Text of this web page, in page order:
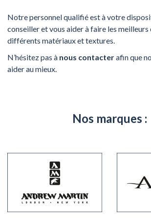
Notre personnel qualifié est à votre
conseiller et vous aider à faire les meilleurs
différents matériaux et textures.
N’hésitez pas à nous contacterafin que
aider au mieux.
Nos marques :